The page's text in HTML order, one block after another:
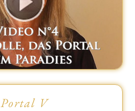
Portal V